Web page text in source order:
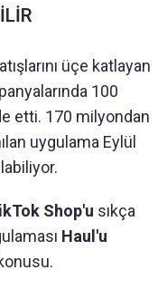
üçe katlayan
100
etti. 170 milyondan
uygulama Eylül
Shop'u sıkça
Haul'u